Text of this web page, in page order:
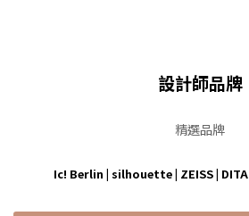
設計師品牌
精選品牌
Ic! Berlin | silhouette| ZEISS| DITA